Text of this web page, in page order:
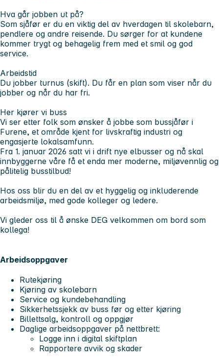
Hva går jobben ut på?
Som sjåfør er du en viktig del av hverdagen til skolebarn,
pendlere og andre reisende. Du sørger for at kundene
kommer trygt og behagelig frem med et smil og god
service.
Arbeidstid
Du jobber turnus (skift). Du får en plan som viser når du
jobber og når du har fri.
Her kjører vi buss​
Vi ser etter folk som ønsker å jobbe som bussjåfør i
Furene, et område kjent for livskraftig industri og
engasjerte lokalsamfunn.
Fra 1. januar 2026 satt vi i drift nye elbusser og nå skal
innbyggerne våre få et enda mer moderne, miljøvennlig og
pålitelig busstilbud!
Hos oss blir du en del av et hyggelig og inkluderende
arbeidsmiljø, med gode kolleger og ledere.
Vi gleder oss til å ønske DEG velkommen om bord som
kollega!
Arbeidsoppgaver
Rutekjøring
Kjøring av skolebarn
Service og kundebehandling
Sikkerhetssjekk av buss før og etter kjøring
Billettsalg, kontroll og oppgjør
Daglige arbeidsoppgaver på nettbrett:
Logge inn i digital skiftplan
Rapportere avvik og skader